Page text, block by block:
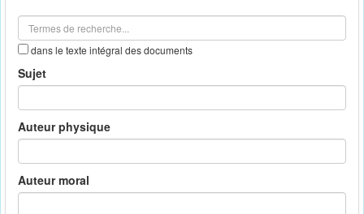
dans le texte intégral des documents
Sujet
Auteur physique
Auteur moral